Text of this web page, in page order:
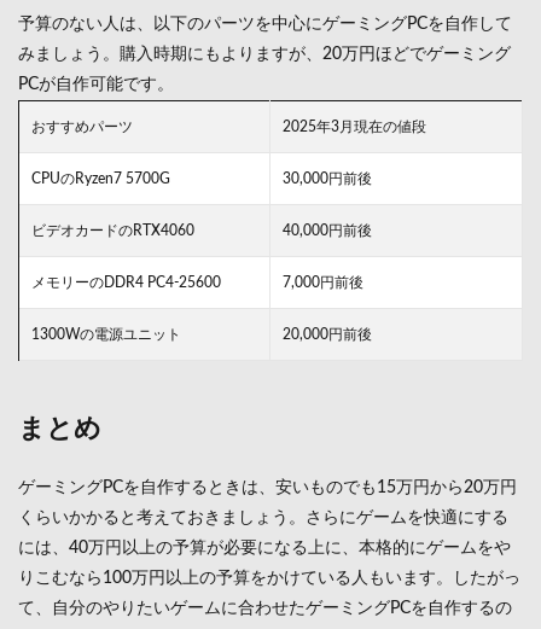
予算のない人は、以下のパーツを中心にゲーミングPCを自作して
みましょう。購入時期にもよりますが、20万円ほどでゲーミング
PCが自作可能です。
おすすめパーツ 2025年3月現在の値段
CPUのRyzen7 5700G 30,000円前後
ビデオカードのRTX4060 40,000円前後
メモリーのDDR4 PC4-25600 7,000円前後
1300Wの電源ユニット 20,000円前後
まとめ
ゲーミングPCを自作するときは、安いものでも15万円から20万円
くらいかかると考えておきましょう。さらにゲームを快適にする
には、40万円以上の予算が必要になる上に、本格的にゲームをや
りこむなら100万円以上の予算をかけている人もいます。したがっ
て、自分のやりたいゲームに合わせたゲーミングPCを自作するの